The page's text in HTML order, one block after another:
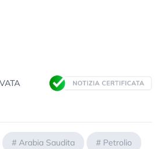
# Arabia Saudita # Petrolio